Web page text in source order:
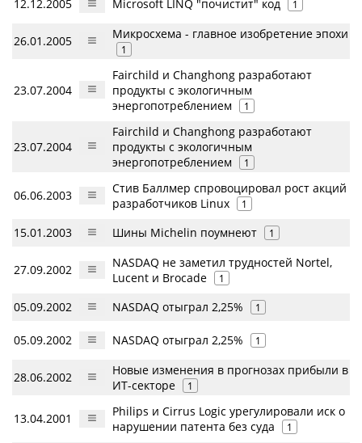
12.12.2005 Microsoft LINQ "почистит" код 1
26.01.2005 Микросхема - главное изобретение эпохи
1
23.07.2004
Fairchild и Changhong разработают
продукты с экологичным
энергопотреблением
1
23.07.2004
Fairchild и Changhong разработают
продукты с экологичным
энергопотреблением
1
06.06.2003
Стив Баллмер спровоцировал рост акций
разработчиков Linux
1
15.01.2003 Шины Michelin поумнеют 1
27.09.2002
NASDAQ не заметил трудностей Nortel,
Lucent и Brocade
1
05.09.2002 NASDAQ отыграл 2,25% 1
05.09.2002 NASDAQ отыграл 2,25% 1
28.06.2002
Новые изменения в прогнозах прибыли в
ИТ-секторе
1
13.04.2001
Philips и Cirrus Logic урегулировали иск о
нарушении патента без суда
1